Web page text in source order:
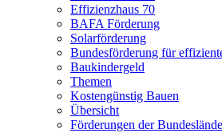
Effizienzhaus 70
BAFA Förderung
Solarförderung
Bundesförderung für
Baukindergeld
Themen
Kostengünstig Bauen
Übersicht
Förderungen der